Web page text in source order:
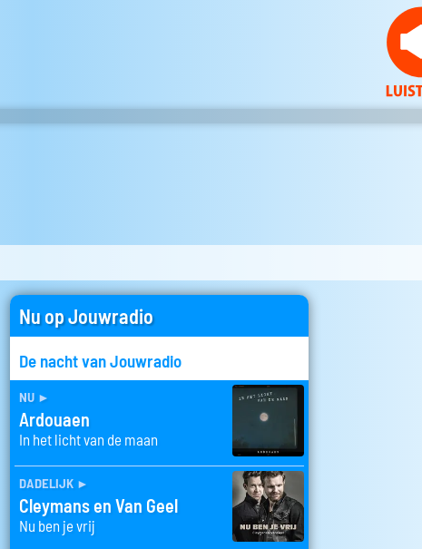
Nu op Jouwradio
De nacht van Jouwradio
nu ►
Ardouaen
In het licht van de maan
dadelijk ►
Cleymans en Van Geel
Nu ben je vrij